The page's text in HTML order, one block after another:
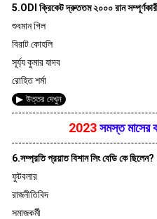
5.ODI ক্রিকেট দ্রুততম ২০০০ রান
শুবমান গিল
বিরাট কোহলি
সূর্য্য কুমার যাদব
রোহিত শর্মা
▶ উত্তর দেখুন
2023সমস্ত মাসের
6.সম্প্রতি প্রয়াত বিশান সিং বেডি কে ছিলেন?
ফুটবলার
রাজনীতিবিদ
সমাজকর্মী